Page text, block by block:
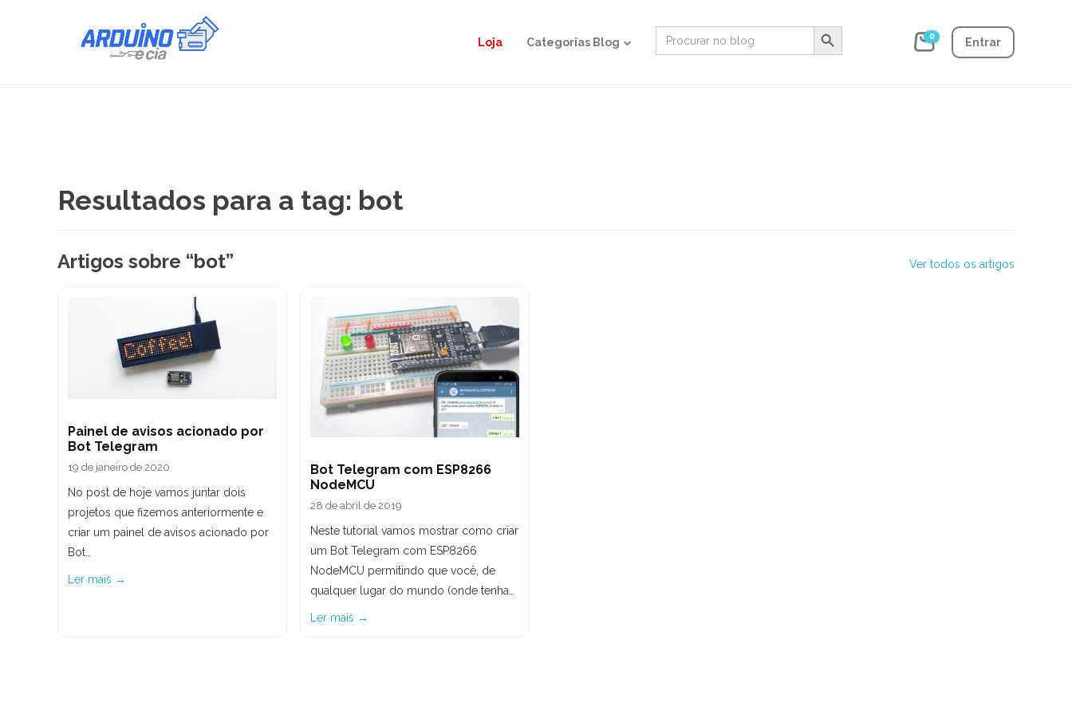
Loja Categorias Blog
Search
for:
Search Button
0 Entrar
Resultados para a tag: bot
Artigos sobre “bot” Ver todos os artigos
Painel de avisos acionado por
Bot Telegram
19 de janeiro de 2020
No post de hoje vamos juntar dois
projetos que fizemos anteriormente e
criar um painel de avisos acionado por
Bot…
Ler mais →
Bot Telegram com ESP8266
NodeMCU
28 de abril de 2019
Neste tutorial vamos mostrar como criar
um Bot Telegram com ESP8266
NodeMCU permitindo que você, de
qualquer lugar do mundo (onde tenha…
Ler mais →